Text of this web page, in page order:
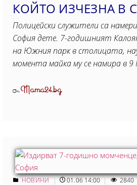
КОЙТО ИЗЧЕЗНА В
Полицейски служители са
София дете. 7-годишният
на Южния парк в столицата,
момента майка му се намира в 9
ОтMama24.bg
НОВИНИ 01.06 14:00 2840